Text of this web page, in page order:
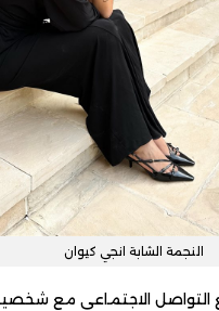
النجمة الشابة انجي كيوان
التواصل الاجتماعي مع